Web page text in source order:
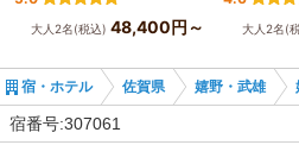
大人2名(税込) 48,400円～ 大人2名(
宿・ホテル 佐賀県 嬉野・武雄
宿番号:307061